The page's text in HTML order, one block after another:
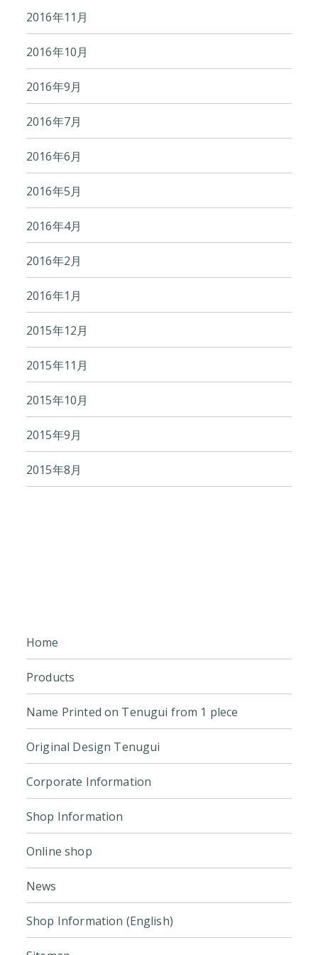
2016年11月
2016年10月
2016年9月
2016年7月
2016年6月
2016年5月
2016年4月
2016年2月
2016年1月
2015年12月
2015年11月
2015年10月
2015年9月
2015年8月
Home
Products
Name Printed on Tenugui from 1 plece
Original Design Tenugui
Corporate Information
Shop Information
Online shop
News
Shop Information (English)